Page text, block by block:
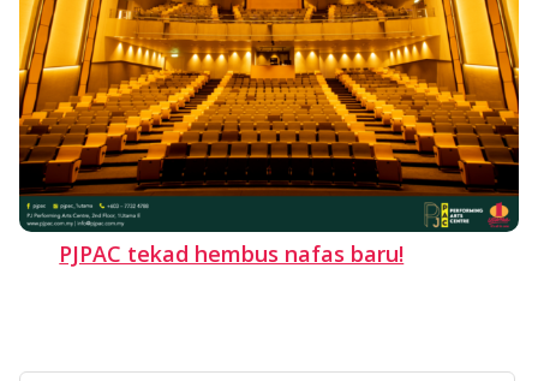
PJPAC tekad hembus nafas baru!